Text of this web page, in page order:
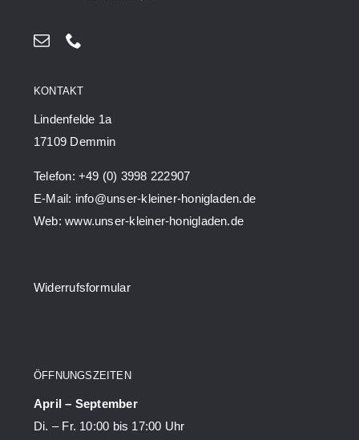
KONTAKT
Lindenfelde 1a
17109 Demmin
Telefon: +49 (0) 3998 222907
E-Mail: info@unser-kleiner-honigladen.de
Web: www.unser-kleiner-honigladen.de
Widerrufsformular
ÖFFNUNGSZEITEN
April – September
Di. – Fr. 10:00 bis 17:00 Uhr